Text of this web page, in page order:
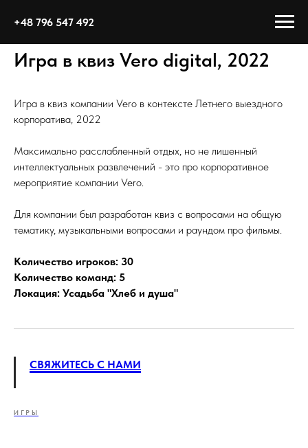
+48 796 547 492
Игра в квиз Vero digital, 2022
Игра в квиз компании Vero в контексте Летнего выездного
корпоратива, 2022
Максимально расслабленный отдых, но не лишенный
интеллектуальных развлечений - это про корпоративное
мероприятие компании Vero.
Для компании был разработан квиз с вопросами на общую
тематику, музыкальными вопросами и раундом про фильмы.
Количество игроков: 30
Количество команд: 5
Локация: Усадьба "Хлеб и душа"
СВЯЖИТЕСЬ С НАМИ
ИГРЫ